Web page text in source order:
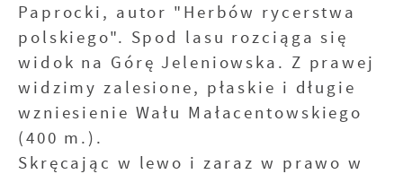
Paprocki, autor "Herbów rycerstwa
polskiego". Spod lasu rozciąga się
widok na Górę Jeleniowska. Z prawej
widzimy zalesione, płaskie i długie
wzniesienie Wału Małacentowskiego
(400 m.).
Skręcając w lewo i zaraz w prawo w